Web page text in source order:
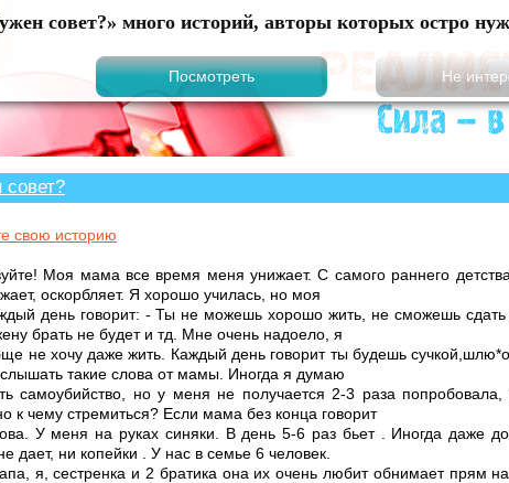
совет?» много историй, авторы которых остро
свою историю
Моя мама все время меня унижает. С самого раннего
оскорбляет. Я хорошо училась, но моя
день говорит: - Ты не можешь хорошо жить, не сможешь сдать
брать не будет и тд. Мне очень надоело, я
не хочу даже жить. Каждый день говорит ты будешь
такие слова от мамы. Иногда я думаю
самоубийство, но у меня не получается 2-3 раза
к чему стремиться? Если мама без конца говорит
У меня на руках синяки. В день 5-6 раз бьет . Иногда даже
дает, ни копейки . У нас в семье 6 человек.
я, сестренка и 2 братика она их очень любит обнимает прям